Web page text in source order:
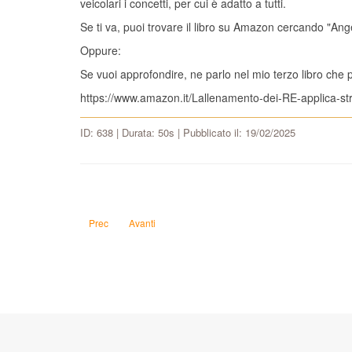
veicolari i concetti, per cui è adatto a tutti.
Se ti va, puoi trovare il libro su Amazon cercando
Oppure:
Se vuoi approfondire, ne parlo nel mio terzo libro che
https://www.amazon.it/Lallenamento-dei-RE-applica-
ID: 638 | Durata: 50s | Pubblicato il: 19/02/2025
Articolo precedente: Devo scongelare la carne nel
Prec Articolo successivo: Devo finanziare un mio
Avanti